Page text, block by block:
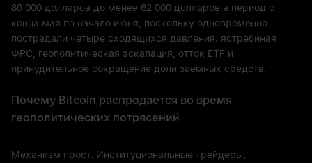
80 000 долларов до менее 62 000 долларов в период с
конца мая по начало июня, поскольку одновременно
пострадали четыре сходящихся давления: ястребиная
ФРС, геополитическая эскалация, отток ETF и
принудительное сокращение доли заемных средств.
Почему Bitcoin распродается во время
геополитических потрясений
Механизм прост. Институциональные трейдеры,